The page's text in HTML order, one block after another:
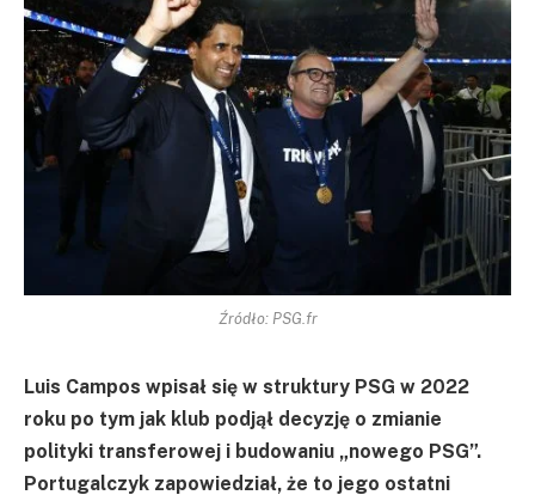
Źródło: PSG.fr
Luis Campos wpisał się w struktury PSG w 2022
roku po tym jak klub podjął decyzję o zmianie
polityki transferowej i budowaniu „nowego PSG”.
Portugalczyk zapowiedział, że to jego ostatni